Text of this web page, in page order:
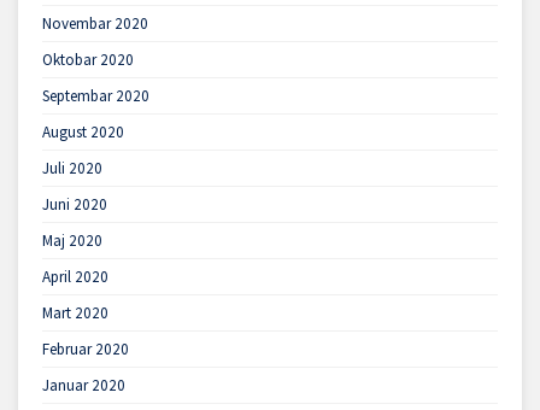
Novembar 2020
Oktobar 2020
Septembar 2020
August 2020
Juli 2020
Juni 2020
Maj 2020
April 2020
Mart 2020
Februar 2020
Januar 2020